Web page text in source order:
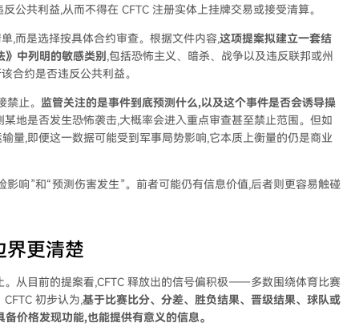
公共利益,从而不得在 CFTC 注册实体上挂牌交易或接受清算。
,而是选择按具体合约审查。根据文件内容,这项提案拟建立一套结
中列明的敏感类别 ,包括恐怖主义、暗杀、战争以及违反联邦或州
合约是否违反公共利益。
止。 监管关注的是事件到底预测什么,以及这个事件是否会诱导操
地是否发生恐怖袭击,大概率会进入重点审查甚至禁止范围。但如
量,即便这一数据可能受到军事局势影响,它本质上衡量的仍是商业
响”和“预测伤害发生”。前者可能仍有信息价值,后者则更容易触碰
界更清楚
从目前的提案看,CFTC 释放出的信号偏积极——多数围绕体育比赛
初步认为,基于比赛比分、分差、胜负结果、晋级结果、球队或
价格发现功能,也能提供有意义的信息。